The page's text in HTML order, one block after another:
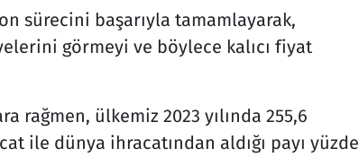
sürecini başarıyla tamamlayarak,
görmeyi ve böylece kalıcı fiyat
rağmen, ülkemiz 2023 yılında 255,6
ile dünya ihracatından aldığı payı yüzde